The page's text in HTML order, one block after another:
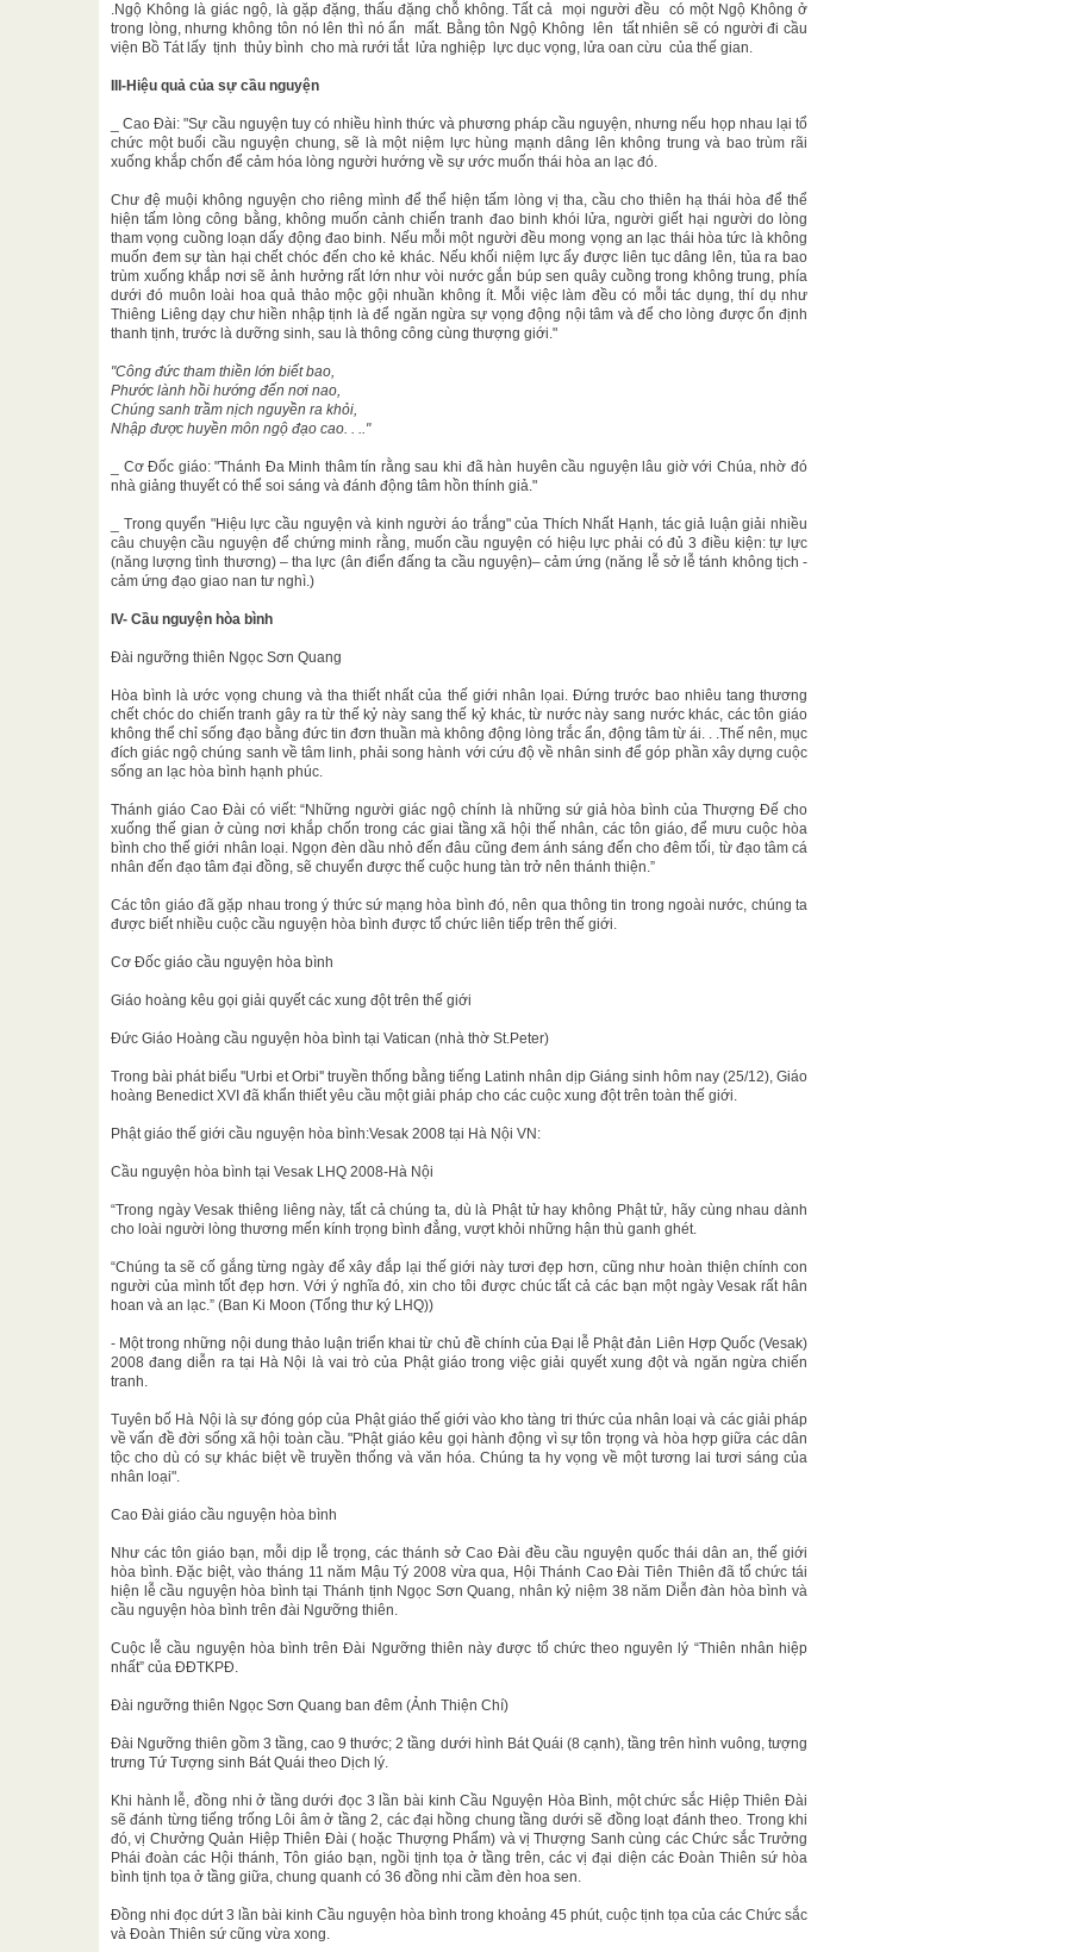
.Ngộ Không là giác ngộ, là gặp đặng, thấu đặng chỗ không. Tất cả mọi người đều có một Ngộ Không ở
trong lòng, nhưng không tôn nó lên thì nó ẩn mất. Bằng tôn Ngộ Không lên tất nhiên sẽ có người đi cầu
viện Bồ Tát lấy tịnh thủy bình cho mà rưới tắt lửa nghiệp lực dục vọng, lửa oan cừu của thế gian.
III-Hiệu quả của sự cầu nguyện
_ Cao Đài: "Sự cầu nguyện tuy có nhiều hình thức và phương pháp cầu nguyện, nhưng nếu họp nhau lại tổ
chức một buổi cầu nguyện chung, sẽ là một niệm lực hùng mạnh dâng lên không trung và bao trùm rãi
xuống khắp chốn để cảm hóa lòng người hướng về sự ước muốn thái hòa an lạc đó.
Chư đệ muội không nguyện cho riêng mình để thể hiện tấm lòng vị tha, cầu cho thiên hạ thái hòa để thể
hiện tấm lòng công bằng, không muốn cảnh chiến tranh đao binh khói lửa, người giết hại người do lòng
tham vọng cuồng loạn dấy động đao binh. Nếu mỗi một người đều mong vọng an lạc thái hòa tức là không
muốn đem sự tàn hại chết chóc đến cho kẻ khác. Nếu khối niệm lực ấy được liên tục dâng lên, tủa ra bao
trùm xuống khắp nơi sẽ ảnh hưởng rất lớn như vòi nước gắn búp sen quây cuồng trong không trung, phía
dưới đó muôn loài hoa quả thảo mộc gội nhuần không ít. Mỗi việc làm đều có mỗi tác dụng, thí dụ như
Thiêng Liêng dạy chư hiền nhập tịnh là để ngăn ngừa sự vọng động nội tâm và để cho lòng được ổn định
thanh tịnh, trước là dưỡng sinh, sau là thông công cùng thượng giới."
"Công đức tham thiền lớn biết bao,
Phước lành hồi hướng đến nơi nao,
Chúng sanh trầm nịch nguyền ra khỏi,
Nhập được huyền môn ngộ đạo cao. . .."
_ Cơ Đốc giáo: "Thánh Đa Minh thâm tín rằng sau khi đã hàn huyên cầu nguyện lâu giờ với Chúa, nhờ đó
nhà giảng thuyết có thể soi sáng và đánh động tâm hồn thính giả."
_ Trong quyển "Hiệu lực cầu nguyện và kinh người áo trắng" của Thích Nhất Hạnh, tác giả luận giải nhiều
câu chuyện cầu nguyện để chứng minh rằng, muốn cầu nguyện có hiệu lực phải có đủ 3 điều kiện: tự lực
(năng lượng tình thương) – tha lực (ân điển đấng ta cầu nguyện)– cảm ứng (năng lễ sở lễ tánh không tịch -
cảm ứng đạo giao nan tư nghì.)
IV- Cầu nguyện hòa bình
Đài ngưỡng thiên Ngọc Sơn Quang
Hòa bình là ước vọng chung và tha thiết nhất của thế giới nhân lọai. Đứng trước bao nhiêu tang thương
chết chóc do chiến tranh gây ra từ thế kỷ này sang thế kỷ khác, từ nước này sang nước khác, các tôn giáo
không thể chỉ sống đạo bằng đức tin đơn thuần mà không động lòng trắc ẩn, động tâm từ ái. . .Thế nên, mục
đích giác ngộ chúng sanh về tâm linh, phải song hành với cứu độ về nhân sinh để góp phần xây dựng cuộc
sống an lạc hòa bình hạnh phúc.
Thánh giáo Cao Đài có viết: “Những người giác ngộ chính là những sứ giả hòa bình của Thượng Đế cho
xuống thế gian ở cùng nơi khắp chốn trong các giai tầng xã hội thế nhân, các tôn giáo, để mưu cuộc hòa
bình cho thế giới nhân loại. Ngọn đèn dầu nhỏ đến đâu cũng đem ánh sáng đến cho đêm tối, từ đạo tâm cá
nhân đến đạo tâm đại đồng, sẽ chuyển được thế cuộc hung tàn trở nên thánh thiện.”
Các tôn giáo đã gặp nhau trong ý thức sứ mạng hòa bình đó, nên qua thông tin trong ngoài nước, chúng ta
được biết nhiều cuộc cầu nguyện hòa bình được tổ chức liên tiếp trên thế giới.
Cơ Đốc giáo cầu nguyện hòa bình
Giáo hoàng kêu gọi giải quyết các xung đột trên thế giới
Đức Giáo Hoàng cầu nguyện hòa bình tại Vatican (nhà thờ St.Peter)
Trong bài phát biểu ''Urbi et Orbi'' truyền thống bằng tiếng Latinh nhân dịp Giáng sinh hôm nay (25/12), Giáo
hoàng Benedict XVI đã khẩn thiết yêu cầu một giải pháp cho các cuộc xung đột trên toàn thế giới.
Phật giáo thế giới cầu nguyện hòa bình:Vesak 2008 tại Hà Nội VN:
Cầu nguyện hòa bình tại Vesak LHQ 2008-Hà Nội
“Trong ngày Vesak thiêng liêng này, tất cả chúng ta, dù là Phật tử hay không Phật tử, hãy cùng nhau dành
cho loài người lòng thương mến kính trọng bình đẳng, vượt khỏi những hận thù ganh ghét.
“Chúng ta sẽ cố gắng từng ngày để xây đắp lại thế giới này tươi đẹp hơn, cũng như hoàn thiện chính con
người của mình tốt đẹp hơn. Với ý nghĩa đó, xin cho tôi được chúc tất cả các bạn một ngày Vesak rất hân
hoan và an lạc.” (Ban Ki Moon (Tổng thư ký LHQ))
- Một trong những nội dung thảo luận triển khai từ chủ đề chính của Đại lễ Phật đản Liên Hợp Quốc (Vesak)
2008 đang diễn ra tại Hà Nội là vai trò của Phật giáo trong việc giải quyết xung đột và ngăn ngừa chiến
tranh.
Tuyên bố Hà Nội là sự đóng góp của Phật giáo thế giới vào kho tàng tri thức của nhân loại và các giải pháp
về vấn đề đời sống xã hội toàn cầu. "Phật giáo kêu gọi hành động vì sự tôn trọng và hòa hợp giữa các dân
tộc cho dù có sự khác biệt về truyền thống và văn hóa. Chúng ta hy vọng về một tương lai tươi sáng của
nhân loại".
Cao Đài giáo cầu nguyện hòa bình
Như các tôn giáo bạn, mỗi dịp lễ trọng, các thánh sở Cao Đài đều cầu nguyện quốc thái dân an, thế giới
hòa bình. Đặc biệt, vào tháng 11 năm Mậu Tý 2008 vừa qua, Hội Thánh Cao Đài Tiên Thiên đã tổ chức tái
hiện lễ cầu nguyện hòa bình tại Thánh tịnh Ngọc Sơn Quang, nhân kỷ niệm 38 năm Diễn đàn hòa bình và
cầu nguyện hòa bình trên đài Ngưỡng thiên.
Cuộc lễ cầu nguyện hòa bình trên Đài Ngưỡng thiên này được tổ chức theo nguyên lý “Thiên nhân hiệp
nhất” của ĐĐTKPĐ.
Đài ngưỡng thiên Ngọc Sơn Quang ban đêm (Ảnh Thiện Chí)
Đài Ngưỡng thiên gồm 3 tầng, cao 9 thước; 2 tầng dưới hình Bát Quái (8 cạnh), tầng trên hình vuông, tượng
trưng Tứ Tượng sinh Bát Quái theo Dịch lý.
Khi hành lễ, đồng nhi ở tầng dưới đọc 3 lần bài kinh Cầu Nguyện Hòa Bình, một chức sắc Hiệp Thiên Đài
sẽ đánh từng tiếng trống Lôi âm ở tầng 2, các đại hồng chung tầng dưới sẽ đồng loạt đánh theo. Trong khi
đó, vị Chưởng Quản Hiệp Thiên Đài ( hoặc Thượng Phẩm) và vị Thượng Sanh cùng các Chức sắc Trưởng
Phái đoàn các Hội thánh, Tôn giáo bạn, ngồi tịnh tọa ở tầng trên, các vị đại diện các Đoàn Thiên sứ hòa
bình tịnh tọa ở tầng giữa, chung quanh có 36 đồng nhi cầm đèn hoa sen.
Đồng nhi đọc dứt 3 lần bài kinh Cầu nguyện hòa bình trong khoảng 45 phút, cuộc tịnh tọa của các Chức sắc
và Đoàn Thiên sứ cũng vừa xong.